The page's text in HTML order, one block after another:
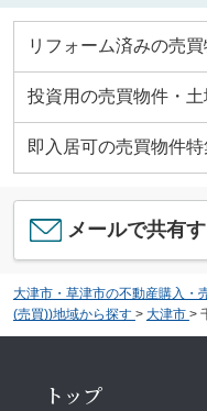
リフォーム済みの売
投資用の売買物件・
即入居可の売買物件特
メールで共有
大津市・草津市の不動産購入・
(売買))地域から探す > 大津市 >
トップ